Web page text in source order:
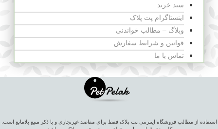
سبد خرید
اینستاگرام پت پلاک
وبلاگ – مطالب خواندنی
قوانین و شرایط سفارش
تماس با ما
استفاده از مطالب فروشگاه اینترنتی پت پلاک فقط برای مقاصد غیرتجاری و با ذکر منبع بلامانع است.